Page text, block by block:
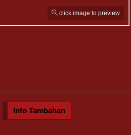
click image to preview
Info Tambahan